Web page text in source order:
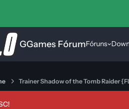
GGames FórumFóruns
Trainer Shadow of the Tomb Raider